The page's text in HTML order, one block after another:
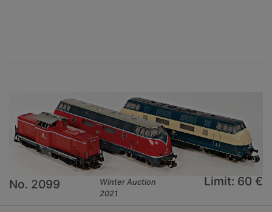
No. 2099
Winter Auction
2021
Limit: 60 €